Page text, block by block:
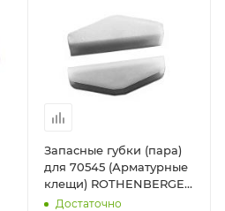
Запасные губки (пара)
для 70545 (Арматурные
клещи) ROTHENBERGER
70548
Достаточно